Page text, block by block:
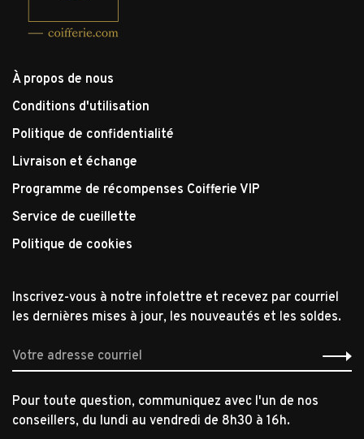
À propos de nous
Conditions d'utilisation
Politique de confidentialité
Livraison et échange
Programme de récompenses Coifferie VIP
Service de cueillette
Politique de cookies
Inscrivez-vous à notre infolettre et recevez par courriel
les dernières mises à jour, les nouveautés et les soldes.
Pour toute question, communiquez avec l'un de nos
conseillers, du lundi au vendredi de 8h30 à 16h.